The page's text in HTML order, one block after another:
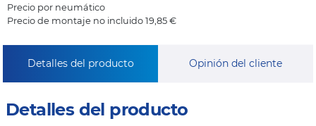
Precio por neumático
Precio de montaje no incluido 19,85 €
Detalles del producto Opinión del cliente
Detalles del producto